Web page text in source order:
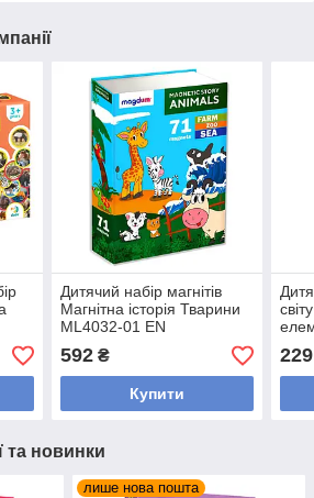
Дитячий набір магнітів
Магнітна історія Тварини
ML4032-01 EN
592₴
Купити
229
та новинки
лише нова пошта